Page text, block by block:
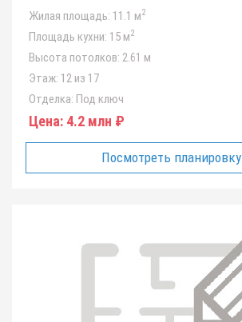
Жилая площадь: 11.1 м2
Площадь кухни: 15 м2
Высота потолков: 2.61 м
Этаж: 12 из 17
Отделка: Под ключ
Цена: 4.2 млн ₽
Посмотреть планировку